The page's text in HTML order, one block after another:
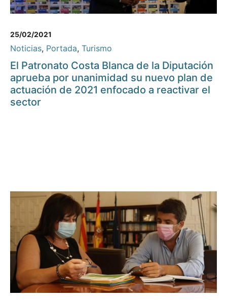
25/02/2021
Noticias, Portada, Turismo
El Patronato Costa Blanca de la Diputación
aprueba por unanimidad su nuevo plan de
actuación de 2021 enfocado a reactivar el
sector